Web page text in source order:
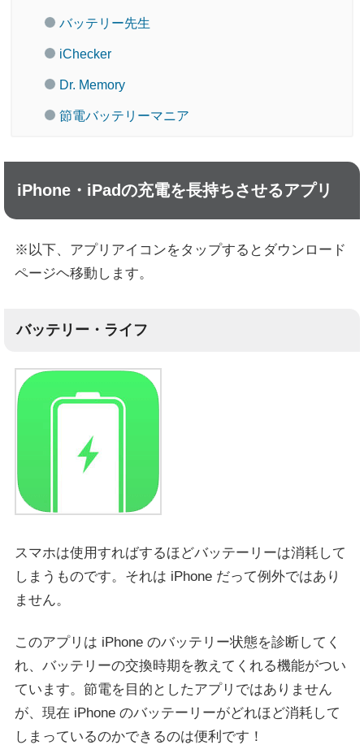
バッテリー先生
iChecker
Dr. Memory
節電バッテリーマニア
iPhone・iPadの充電を長持ちさせるアプリ
※以下、アプリアイコンをタップするとダウンロード
ページヘ移動します。
バッテリー・ライフ
スマホは使用すればするほどバッテーリーは消耗して
しまうものです。それは iPhone だって例外ではあり
ません。
このアプリは iPhone のバッテリー状態を診断してく
れ、バッテリーの交換時期を教えてくれる機能がつい
ています。節電を目的としたアプリではありません
が、現在 iPhone のバッテーリーがどれほど消耗して
しまっているのかできるのは便利です！